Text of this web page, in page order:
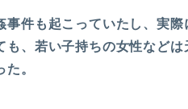
事件も起こっていたし、実
も、若い子持ちの女性など
。